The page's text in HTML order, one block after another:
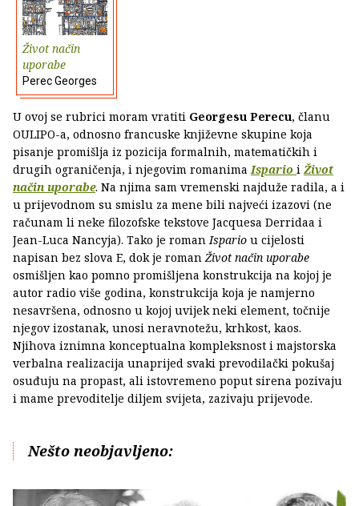
Život način
uporabe
Perec Georges
U ovoj se rubrici moram vratiti Georgesu Perecu, članu
OULIPO-a, odnosno francuske književne skupine koja
pisanje promišlja iz pozicija formalnih, matematičkih i
drugih ograničenja, i njegovim romanimaIspario i Život
način uporabe. Na njima sam vremenski najduže radila, a i
u prijevodnom su smislu za mene bili najveći izazovi (ne
računam li neke filozofske tekstove Jacquesa Derridaa i
Jean-Luca Nancyja). Tako je romanIspario u cijelosti
napisan bez slova E, dok je romanŽivot način uporabe
osmišljen kao pomno promišljena konstrukcija na kojoj je
autor radio više godina, konstrukcija koja je namjerno
nesavršena, odnosno u kojoj uvijek neki element, točnije
njegov izostanak, unosi neravnotežu, krhkost, kaos.
Njihova iznimna konceptualna kompleksnost i majstorska
verbalna realizacija unaprijed svaki prevodilački pokušaj
osuđuju na propast, ali istovremeno poput sirena pozivaju
i mame prevoditelje diljem svijeta, zazivaju prijevode.
Nešto neobjavljeno: